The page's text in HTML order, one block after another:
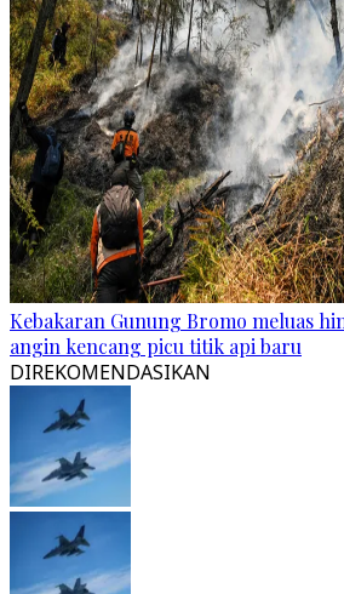
Kebakaran Gunung Bromo meluas
angin kencang picu titik api baru
DIREKOMENDASIKAN